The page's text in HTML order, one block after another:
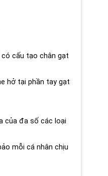
cấu tạo chân gạt
hở tại phần tay gạt
của đa số các loại
mỗi cá nhân chịu